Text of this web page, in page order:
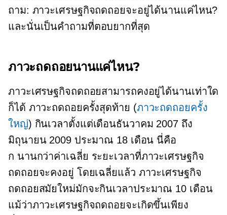
ถาม: ภาวะเศรษฐกิจถดถอยจะอยู่ได้นานแค่ไหน?
และนั่นเป็นคำถามที่ตอบยากที่สุด
ภาวะถดถอยนานแค่ไหน?
ภาวะเศรษฐกิจถดถอยสามารถคงอยู่ได้นานเท่าใด
ก็ได้ ภาวะถดถอยครั้งสุดท้าย (ภาวะถดถอยครั้ง
ใหญ่) กินเวลาตั้งแต่เดือนธันวาคม 2007 ถึง
มิถุนายน 2009 ประมาณ 18 เดือน นี่คือ
ก นานกว่าค่าเฉลี่ย ระยะเวลาที่ภาวะเศรษฐกิจ
ถดถอยจะคงอยู่ โดยเฉลี่ยแล้ว ภาวะเศรษฐกิจ
ถดถอยสมัยใหม่มักจะกินเวลาประมาณ 10 เดือน
แม้ว่าภาวะเศรษฐกิจถดถอยจะเกิดขึ้นเพียง